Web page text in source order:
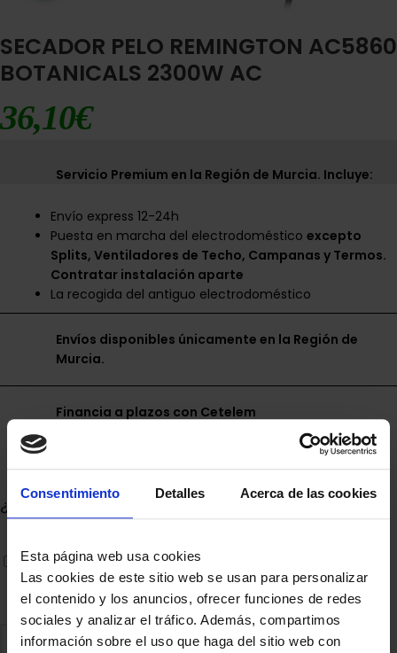
Consentimiento Detalles Acerca de las cookies
Esta página web usa cookies
Las cookies de este sitio web se usan para personalizar
el contenido y los anuncios, ofrecer funciones de redes
sociales y analizar el tráfico. Además, compartimos
información sobre el uso que haga del sitio web con
SECADOR PELO REMINGTON AC5860
BOTANICALS 2300W AC
36,10€
Servicio Premium en la Región de Murcia. Incluye:
Envío express 12-24h
Puesta en marcha del electrodomésticoexcepto
Splits, Ventiladores de Techo, Campanas y Termos.
Contratar instalación aparte
La recogida del antiguo electrodoméstico
Envíos disponibles únicamente en la Región de
Murcia.
Financia a plazos con Cetelem
+ info
¿Quieres añadir tus plancha de pelo?
185º
42,30€